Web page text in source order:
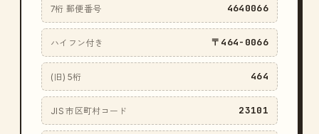
7桁 郵便番号 4640066
ハイフン付き 〒464-0066
(旧) 5桁 464
JIS 市区町村コード 23101